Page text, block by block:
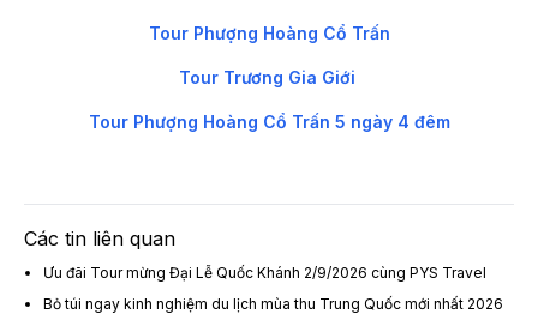
Tour Phượng Hoàng Cổ Trấn
Tour Trương Gia Giới
Tour Phượng Hoàng Cổ Trấn 5 ngày 4 đêm
Các tin liên quan
Ưu đãi Tour mừng Đại Lễ Quốc Khánh 2/9/2026 cùng PYS Travel
Bỏ túi ngay kinh nghiệm du lịch mùa thu Trung Quốc mới nhất 2026